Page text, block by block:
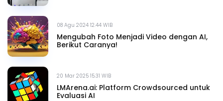
08 Agu 2024 12.44 WIB
Mengubah Foto Menjadi Video dengan AI,
Berikut Caranya!
20 Mar 2025 15.31 WIB
LMArena.ai: Platform Crowdsourced untuk
Evaluasi AI